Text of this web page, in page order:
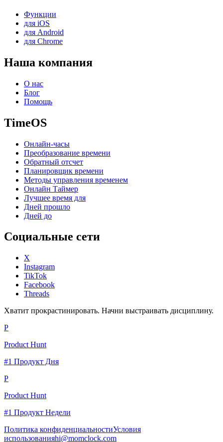
Функции
для iOS
для Android
для Chrome
Наша компания
О нас
Блог
Помощь
TimeOS
Онлайн-часы
Преобразование времени
Обратный отсчет
Планировщик времени
Методы управления временем
Онлайн Таймер
Лучшее время для
Дней прошло
Дней до
Социальные сети
X
Instagram
TikTok
Facebook
Threads
Хватит прокрастинировать. Начни выстраивать дисциплину.
P
Product Hunt
#1 Продукт Дня
P
Product Hunt
#1 Продукт Недели
Политика конфиденциальностиУсловия
использованияhi@momclock.com